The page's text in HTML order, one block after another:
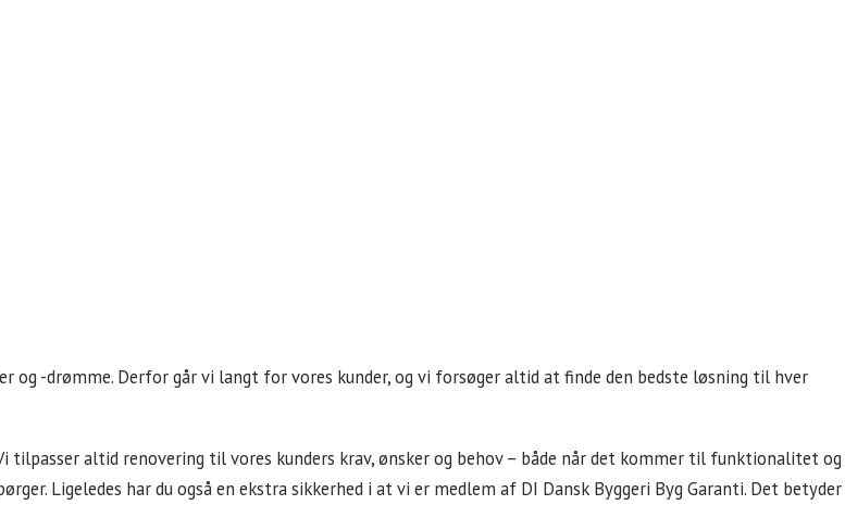
og -drømme. Derfor går vi langt for vores kunder, og vi forsøger altid at finde den bedste løsning til hver
tilpasser altid renovering til vores kunders krav, ønsker og behov – både når det kommer til funktionalitet og
Ligeledes har du også en ekstra sikkerhed i at vi er medlem af DI Dansk Byggeri Byg Garanti. Det betyder